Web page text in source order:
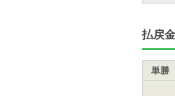
払戻金
単勝